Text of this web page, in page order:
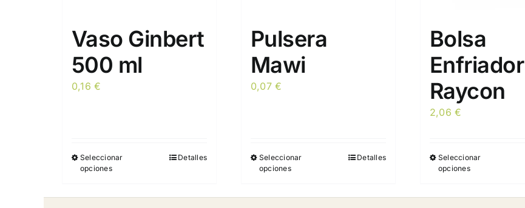
Vaso Ginbert
500 ml
0,16€
Seleccionar
opciones
Detalles
Pulsera
Mawi
0,07€
Seleccionar
opciones
Detalles
Bolsa
Enfriador
Raycon
2,06€
Seleccionar
opciones